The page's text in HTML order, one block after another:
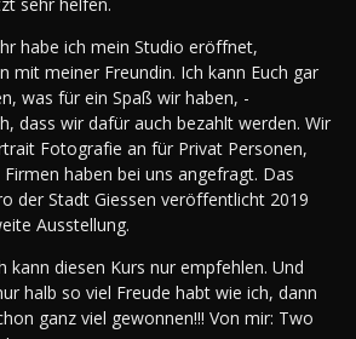
sehr helfen.
habe ich mein Studio eröffnet,
mit meiner Freundin. Ich kann Euch gar
was für ein Spaß wir haben, -
dass wir dafür auch bezahlt werden. Wir
Fotografie an für Privat Personen,
haben bei uns angefragt. Das
der Stadt Giessen veröffentlicht 2019
Ausstellung.
kann diesen Kurs nur empfehlen. Und
halb so viel Freude habt wie ich, dann
ganz viel gewonnen!!! Von mir: Two